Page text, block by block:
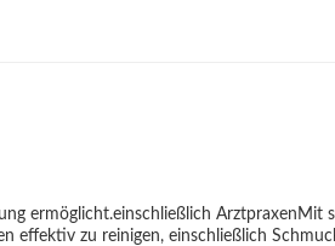
ermöglicht.einschließlich ArztpraxenMit
effektiv zu reinigen, einschließlich